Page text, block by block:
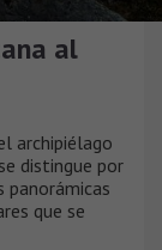
al
archipiélago
distingue por
panorámicas
que se